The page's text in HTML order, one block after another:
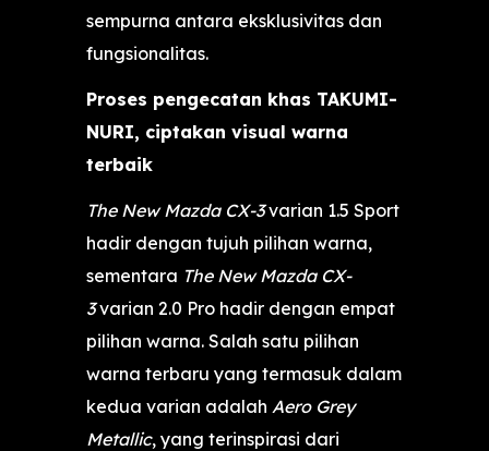
sempurna antara eksklusivitas dan
fungsionalitas.
Proses pengecatan khas TAKUMI-
NURI, ciptakan visual warna
terbaik
The New Mazda CX-3varian 1.5 Sport
hadir dengan tujuh pilihan warna,
sementara The New Mazda CX-
3varian 2.0 Pro hadir dengan empat
pilihan warna. Salah satu pilihan
warna terbaru yang termasuk dalam
kedua varian adalah Aero Grey
Metallic, yang terinspirasi dari